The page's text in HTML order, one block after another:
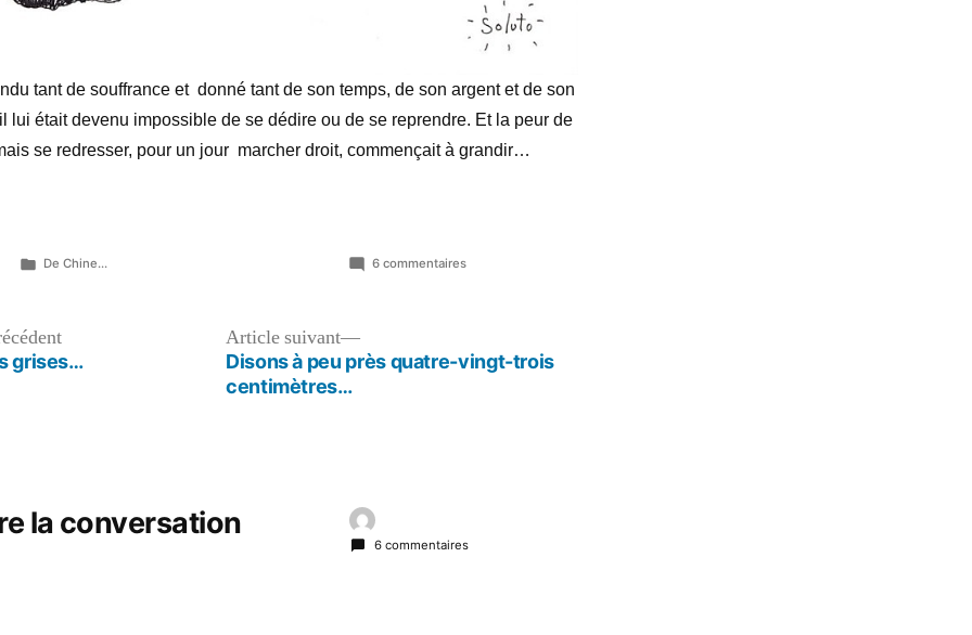
tant de souffrance et donné tant de son temps, de son argent et de son
lui était devenu impossible de se dédire ou de se reprendre. Et la peur de
se redresser, pour un jour marcher droit, commençait à grandir…
Publié
De Chine... 6 commentairessur
Article
précédent :
grises…
Article suivant
Article
suivant :
Disons à peu près quatre-vingt-trois
centimètres…
la conversation
6 commentaires